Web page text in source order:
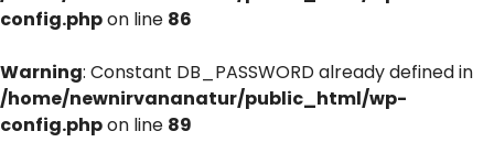
config.phpon line 86
Warning: Constant DB_PASSWORD already defined in
/home/newnirvananatur/public_html/wp-
config.phpon line 89